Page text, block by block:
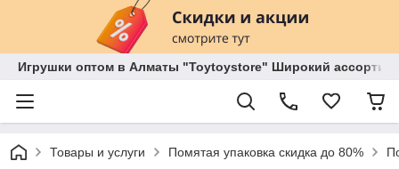
Игрушки оптом в Алматы "Toytoystore" Широкий
Товары и услуги Помятая упаковка скидка до 80%